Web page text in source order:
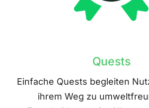
Quests
Einfache Quests begleiten
ihrem Weg zu